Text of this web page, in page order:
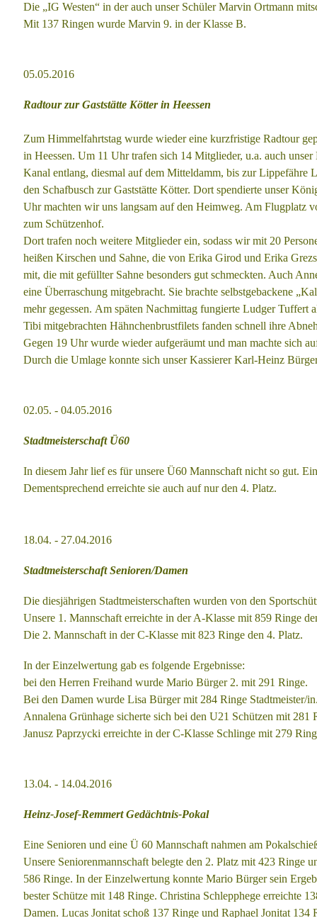
Die „IG Westen“ in der auch unser Schüler Marvin Ortmann
Mit 137 Ringen wurde Marvin 9. in der Klasse B.
05.05.2016
Radtour zur Gaststätte Kötter in Heessen
Zum Himmelfahrtstag wurde wieder eine kurzfristige Radtour
in Heessen. Um 11 Uhr trafen sich 14 Mitglieder, u.a. auch
Kanal entlang, diesmal auf dem Mitteldamm, bis zurLippefähre
den Schafbusch zur Gaststätte Kötter. Dort spendierte unser
Uhr machten wir uns langsam auf den Heimweg. Am Flugplatz
zum Schützenhof.
Dort trafen noch weitere Mitglieder ein, sodass wir mit 20
heißen Kirschen und Sahne, die von Erika Girod und Erika
mit, die mit gefüllter Sahne besonders gut schmeckten. Auch
eine Überraschung mitgebracht. Sie brachte selbstgebackene
mehr gegessen. Am späten Nachmittag fungierte Ludger Tuffert
Tibi mitgebrachten Hähnchenbrustfilets fanden schnell ihre
Gegen 19 Uhr wurde wieder aufgeräumt und man machte sich
Durch die Umlage konnte sich unser Kassierer Karl-Heinz
02.05. - 04.05.2016
Stadtmeisterschaft Ü60
In diesem Jahr lief es für unsere Ü60 Mannschaft nicht so gut.
Dementsprechend erreichte sie auch auf nur den 4. Platz.
18.04. - 27.04.2016
Stadtmeisterschaft Senioren/Damen
Die diesjährigen Stadtmeisterschaften wurden von den
Unsere 1. Mannschaft erreichte in der A-Klasse mit 859 Ringe
Die 2. Mannschaft in der C-Klasse mit 823 Ringe den 4. Platz.
In der Einzelwertung gab es folgende Ergebnisse:
bei den Herren Freihand wurde Mario Bürger 2. mit 291 Ringe.
Bei den Damen wurde Lisa Bürger mit 284 Ringe Stadtmeister/
Annalena Grünhage sicherte sich bei den U21 Schützen mit 281
Janusz Paprzycki erreichte in der C-Klasse Schlinge mit 279
13.04. - 14.04.2016
Heinz-Josef-Remmert Gedächtnis-Pokal
Eine Senioren und eine Ü 60 Mannschaft nahmen am
Unsere Seniorenmannschaft belegte den 2. Platz mit 423 Ringe
586 Ringe. In der Einzelwertung konnte Mario Bürger sein
bester Schütze mit 148 Ringe. Christina Schlepphege erreichte
Damen. Lucas Jonitat schoß 137 Ringe und Raphael Jonitat 134